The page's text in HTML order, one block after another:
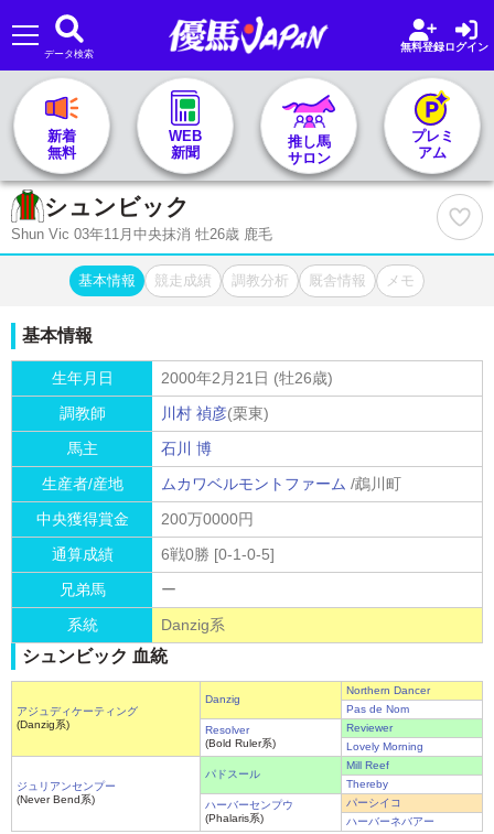
🏇 推し馬サロンTOP
レース一覧
記者&予想家
プラン案内
データ検索
無料登録ログイン
新着
無料
WEB
新聞
推し馬
サロン
プレミ
アム
シュンビック
Shun Vic 03年11月中央抹消 牡26歳 鹿毛
基本情報 競走成績 調教分析 厩舎情報 メモ
基本情報
生年月日
2000年2月21日 (牡26歳)
調教師
川村 禎彦(栗東)
馬主
石川 博
生産者/産地
ムカワベルモントファーム /鵡川町
中央獲得賞金
200万0000円
通算成績
6戦0勝 [0-1-0-5]
兄弟馬
ー
系統
Danzig系
シュンビック 血統
アジュディケーティング
(Danzig系)
Danzig
Northern Dancer
Pas de Nom
Resolver
(Bold Ruler系)
Reviewer
Lovely Morning
ジュリアンセンプー
(Never Bend系)
パドスール
Mill Reef
Thereby
ハーバーセンプウ
(Phalaris系)
パーシイコ
ハーバーネバアー